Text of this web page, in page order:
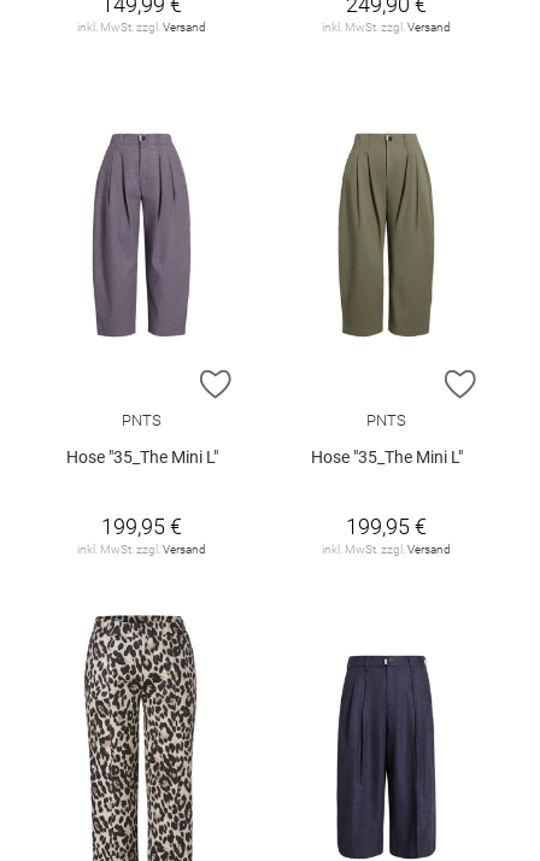
inkl. MwSt. zzgl. Versand inkl. MwSt. zzgl. Versand
ZUR WUNSCHLISTE HINZUFÜGEN
PNTS
Hose "35_The Mini L"
199,95 €
inkl. MwSt. zzgl. Versand
ZUR
PNTS
Hose "35_The Mini L"
199,95 €
inkl. MwSt. zzgl. Versand